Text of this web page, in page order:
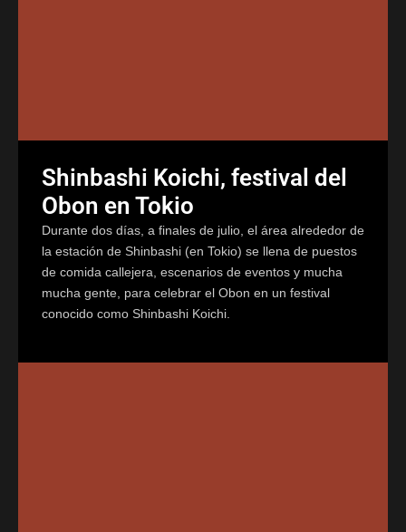
Shinbashi Koichi, festival del
Obon en Tokio
Durante dos días, a finales de julio, el área alrededor de
la estación de Shinbashi (en Tokio) se llena de puestos
de comida callejera, escenarios de eventos y mucha
mucha gente, para celebrar el Obon en un festival
conocido como Shinbashi Koichi.